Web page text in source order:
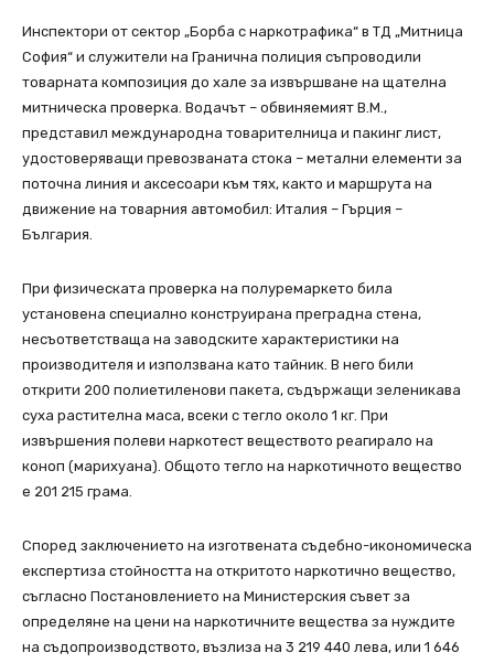
Инспектори от сектор „Борба с наркотрафика“ в ТД „Митница
София“ и служители на Гранична полиция съпроводили
товарната композиция до хале за извършване на щателна
митническа проверка. Водачът – обвиняемият В.М.,
представил международна товарителница и пакинг лист,
удостоверяващи превозваната стока – метални елементи за
поточна линия и аксесоари към тях, както и маршрута на
движение на товарния автомобил: Италия – Гърция –
България.
При физическата проверка на полуремаркето била
установена специално конструирана преградна стена,
несъответстваща на заводските характеристики на
производителя и използвана като тайник. В него били
открити 200 полиетиленови пакета, съдържащи зеленикава
суха растителна маса, всеки с тегло около 1 кг. При
извършения полеви наркотест веществото реагирало на
коноп (марихуана). Общото тегло на наркотичното вещество
е 201 215 грама.
Според заключението на изготвената съдебно-икономическа
експертиза стойността на откритото наркотично вещество,
съгласно Постановлението на Министерския съвет за
определяне на цени на наркотичните вещества за нуждите
на съдопроизводството, възлиза на 3 219 440 лева, или 1 646